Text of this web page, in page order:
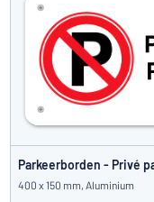
Parkeerborden - Privé
400 x 150 mm, Aluminium